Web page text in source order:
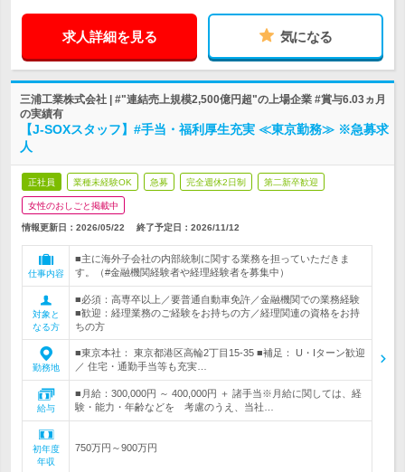
求人詳細を見る 気になる
三浦工業株式会社 | #"連結売上規模2,500億円超"の上場企業 #賞与6.03ヵ月
の実績有
【J-SOXスタッフ】#手当・福利厚生充実 ≪東京勤務≫ ※急募求
人
正社員 業種未経験OK 急募 完全週休2日制 第二新卒歓迎
女性のおしごと掲載中
情報更新日：2026/05/22 終了予定日： 2026/11/12
仕事内容
■主に海外子会社の内部統制に関する業務を担っていただきま
す。（#金融機関経験者や経理経験者を募集中）
対象と
なる方
■必須：高専卒以上／要普通自動車免許／金融機関での業務経験
■歓迎：経理業務のご経験をお持ちの方／経理関連の資格をお持
ちの方
勤務地
■東京本社： 東京都港区高輪2丁目15-35 ■補足： U・Iターン歓迎
／ 住宅・通勤手当等も充実…
給与
■月給：300,000円 ～ 400,000円 ＋ 諸手当※月給に関しては、経
験・能力・年齢などを 考慮のうえ、当社…
初年度
年収
750万円～900万円